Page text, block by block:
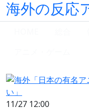
海外の反応
11/27 12:00